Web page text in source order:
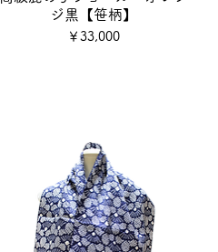
ジ黒【笹柄】
価格
￥33,000